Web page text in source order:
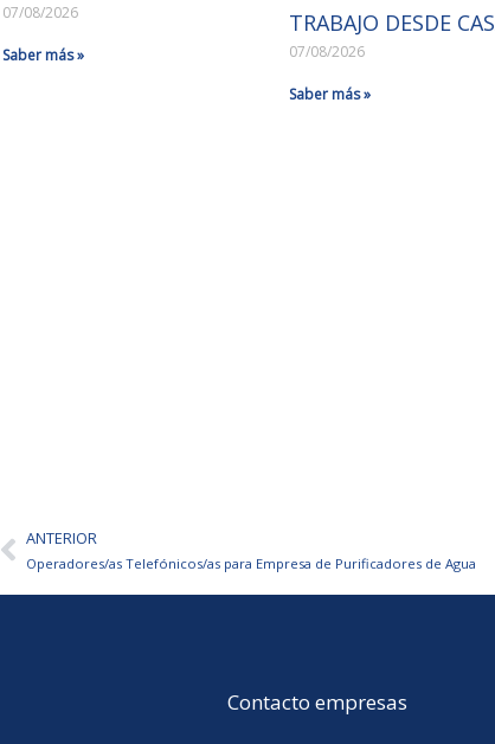
07/08/2026
Saber más »
TRABAJO DESDE
07/08/2026
Saber más »
AntANTERIOR
Operadores/as Telefónicos/as para Empresa de Purificadores de Agua
Contacto empresas